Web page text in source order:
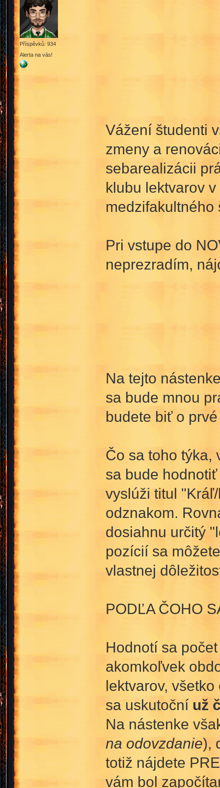
Příspěvků: 934
Alerta na vás!
Vážení študenti
zmeny a
sebarealizácii
klubu lektvarov
medzifakultného
Pri vstupe do
neprezradím,
Na tejto
sa bude mnou
budete biť o
Čo sa toho týka,
sa bude
vyslúži titul
odznakom.
dosiahnu určitý
pozícií sa
vlastnej
PODĽA ČOHO
Hodnotí sa
akomkoľvek
lektvarov,
sa uskutoční už
Na nástenke
na odovzdanie),
totiž nájdete
vám bol